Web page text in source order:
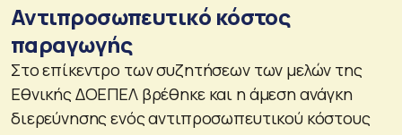
Αντιπροσωπευτικό κόστος
παραγωγής
Στο επίκεντρο των συζητήσεων των μελών της
Εθνικής ΔΟΕΠΕΛ βρέθηκε και η άμεση ανάγκη
διερεύνησης ενός αντιπροσωπευτικού κόστους